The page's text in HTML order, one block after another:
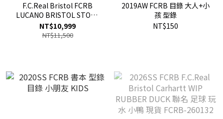
F.C.Real Bristol FCRB
LUCANO BRISTOL STOOL
2-STEP 梯子 椅子 現貨
NT$10,999
NT$11,500
2019AW FCRB 目錄 大人+小
孩 型錄
NT$150